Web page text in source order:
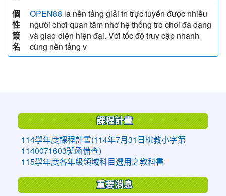
個
性
簽
名
OPEN88 là nền tảng giải trí trực tuyến được nhiều
người chơi quan tâm nhờ hệ thống trò chơi đa dạng
và giao diện hiện đại. Với tốc độ truy cập nhanh
cùng nền tảng v
課程計畫
114學年度課程計畫(114年7月31日桃教小字第
1140071603號函備查)
115學年度各年級領域科目選用之教科書
重要消息